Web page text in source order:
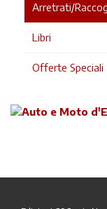
Arretrati/
Libri
Offerte Speciali